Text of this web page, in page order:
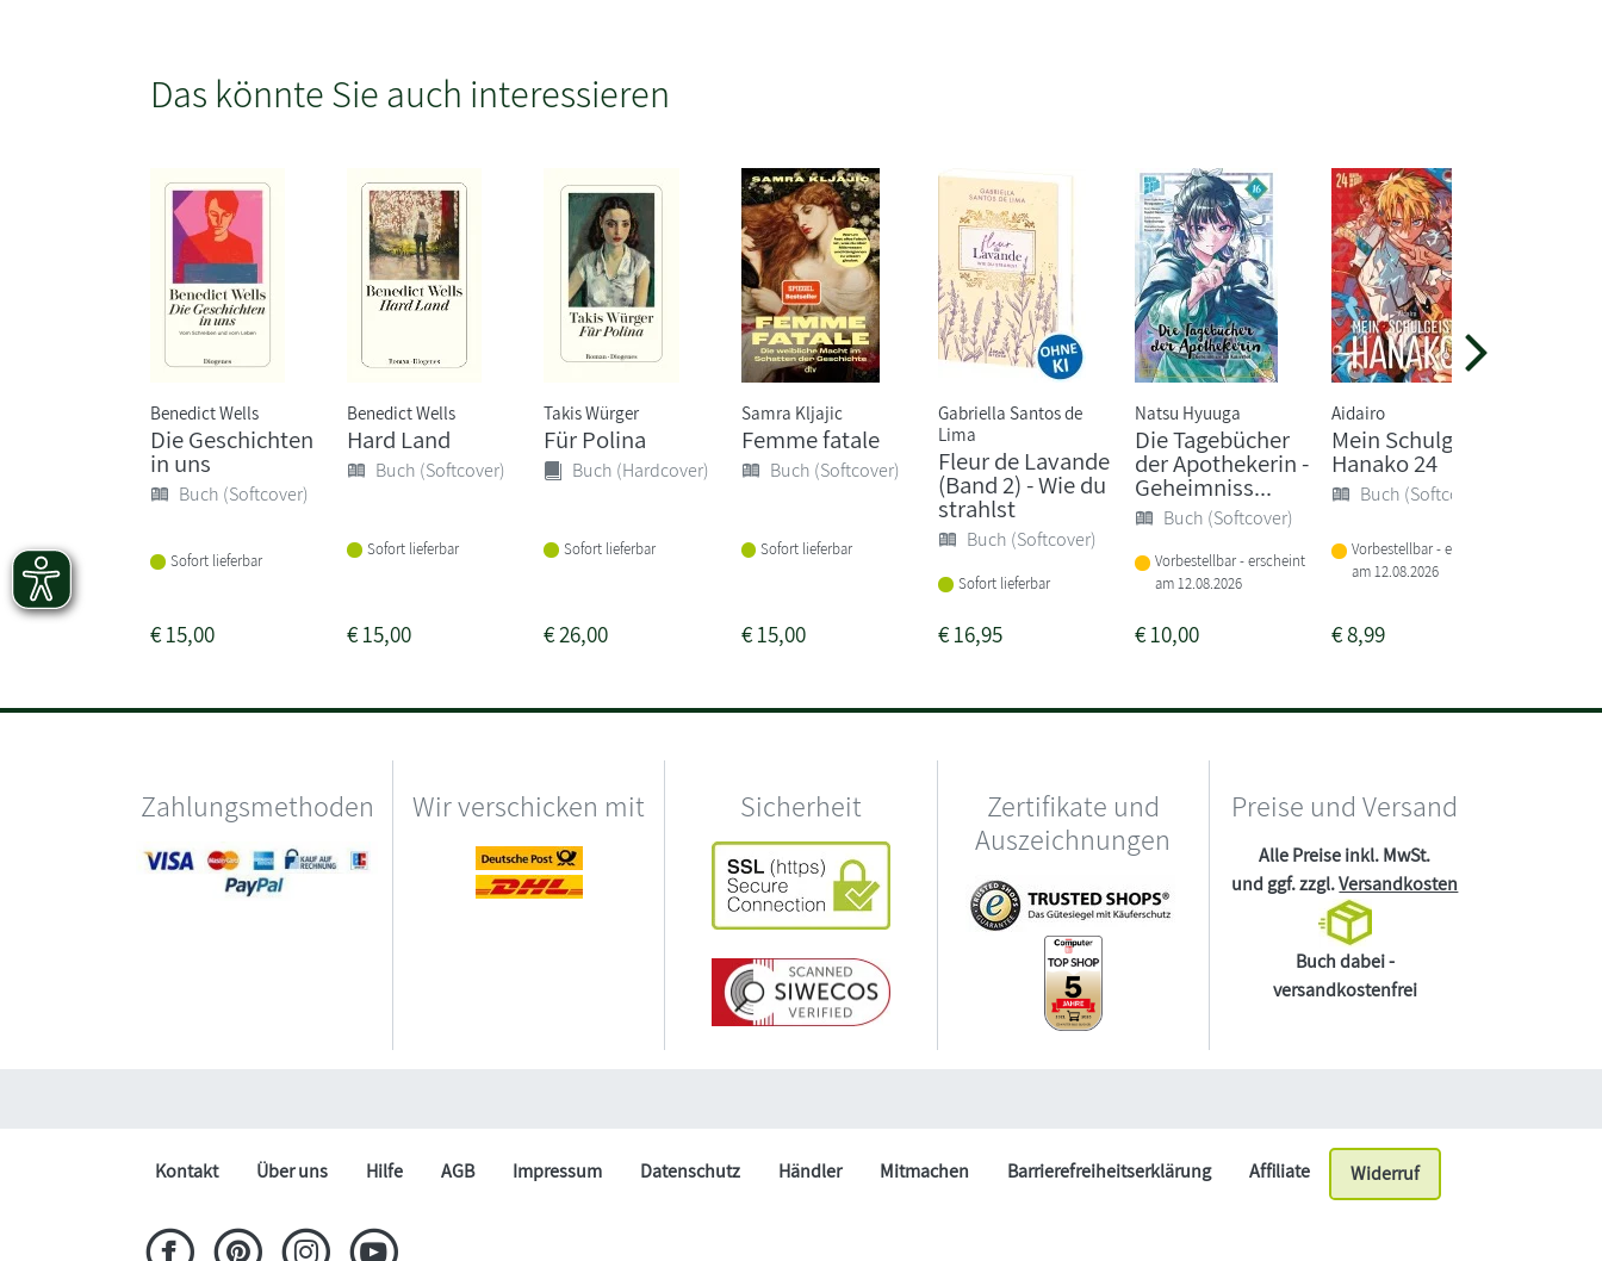
Das könnte Sie auch interessieren
Benedict Wells
Die Geschichten
in uns
Buch (Softcover)
Sofort lieferbar
€15,00
Benedict Wells
Hard Land
Buch (Softcover)
Sofort lieferbar
€15,00
Takis Würger
Für Polina
Buch (Hardcover)
Sofort lieferbar
€26,00
Samra Kljajic
Femme fatale
Buch (Softcover)
Sofort lieferbar
€15,00
Gabriella Santos de
Lima
Fleur de Lavande
(Band 2) - Wie du
strahlst
Buch (Softcover)
Sofort lieferbar
€16,95
Natsu Hyuuga
Die Tagebücher
der Apothekerin -
Geheimniss...
Buch (Softcover)
Vorbestellbar - erscheint
am 12.08.2026
€10,00
Aidairo
Mein Schulgeist
Hanako 24
Buch (Softcover)
Vorbestellbar - erscheint
am 12.08.2026
€8,99
Zahlungsmethoden Wir verschicken mit Sicherheit
Zertifikate und
Auszeichnungen
Preise und Versand
Alle Preise inkl. MwSt.
und ggf. zzgl.Versandkosten
Buch dabei -
versandkostenfrei
Kontakt Über uns Hilfe AGB Impressum Datenschutz Händler Mitmachen Barrierefreiheitserklärung Affiliate Widerruf